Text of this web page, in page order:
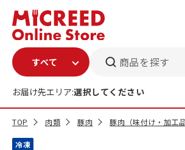
商品を探す
お届け先エリア:選択してください
TOP 肉類 豚肉 豚肉（味付け・加工品
冷凍